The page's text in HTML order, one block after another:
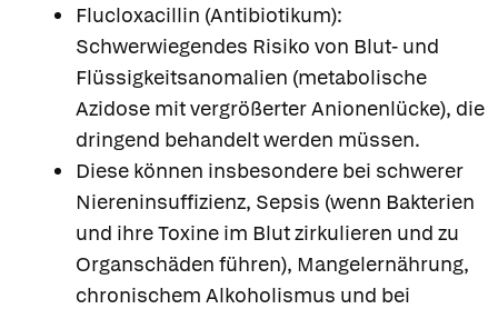
Flucloxacillin (Antibiotikum):
Schwerwiegendes Risiko von Blut- und
Flüssigkeitsanomalien (metabolische
Azidose mit vergrößerter Anionenlücke), die
dringend behandelt werden müssen.
Diese können insbesondere bei schwerer
Niereninsuffizienz, Sepsis (wenn Bakterien
und ihre Toxine im Blut zirkulieren und zu
Organschäden führen), Mangelernährung,
chronischem Alkoholismus und bei